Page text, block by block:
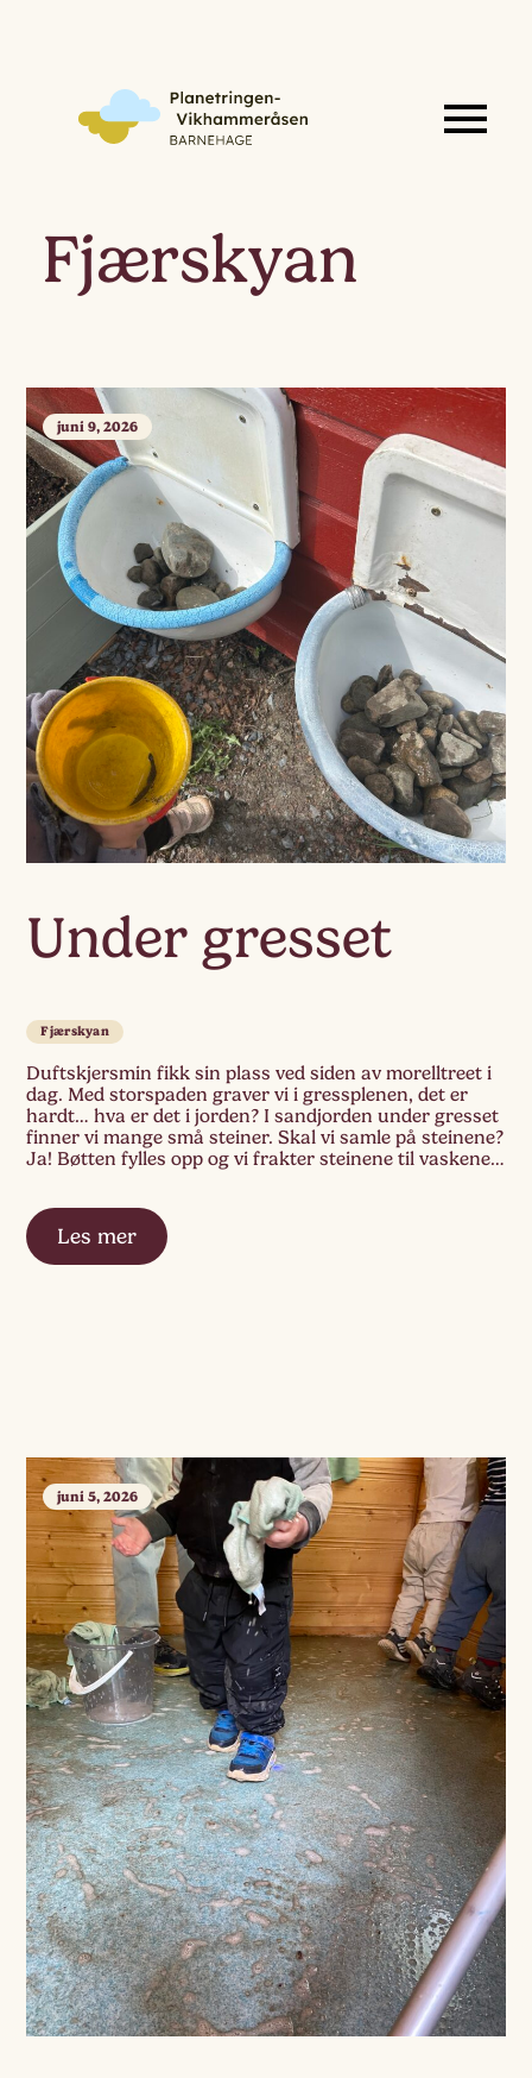
Fjærskyan
Under gresset
juni 9, 2026
Fjærskyan
Duftskjersmin fikk sin plass ved siden av morelltreet i
dag. Med storspaden graver vi i gressplenen, det er
hardt… hva er det i jorden? I sandjorden under gresset
finner vi mange små steiner. Skal vi samle på steinene?
Ja! Bøtten fylles opp og vi frakter steinene til vaskene
Les mer
juni 5, 2026